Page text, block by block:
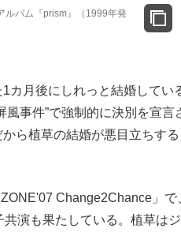
ルバム『prism』（1999年発
カ月後にしれっと結婚してい
事件”で強制的に決別を宣
ら植草の結婚が悪目立ちす
Change2Chance」で
演も果たしている。植草は